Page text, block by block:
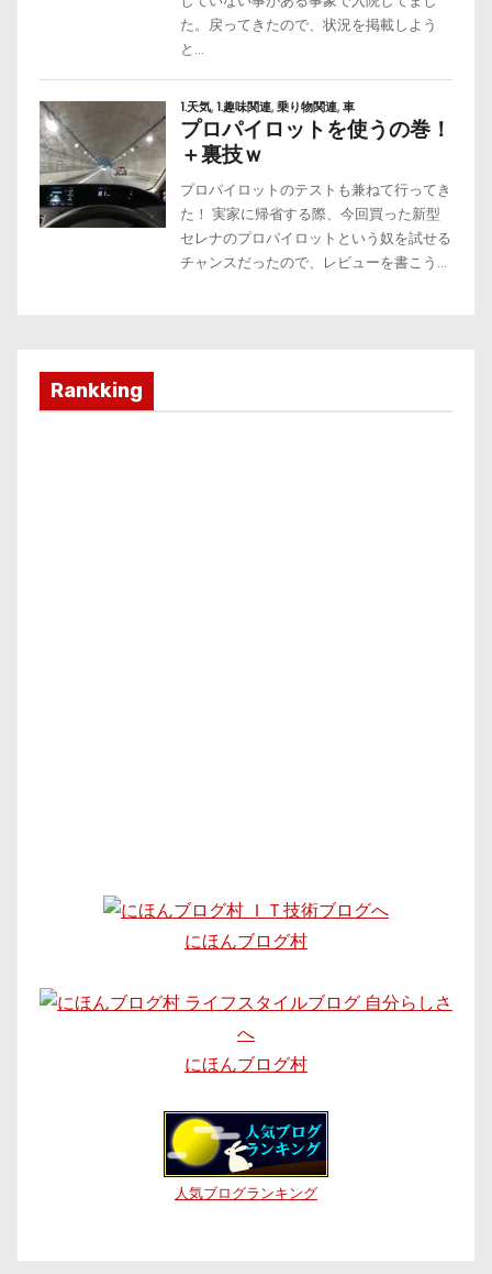
Rankking
にほんブログ村
にほんブログ村
人気ブログランキング